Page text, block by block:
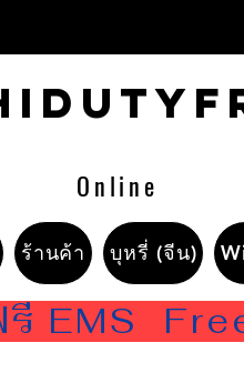
Online
ร้านค้า บุหรี่ (จีน)